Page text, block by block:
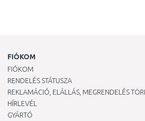
FIÓKOM
FIÓKOM
RENDELÉS STÁTUSZA
REKLAMÁCIÓ, ELÁLLÁS, MEGRENDELÉS
HÍRLEVÉL
GYÁRTÓ